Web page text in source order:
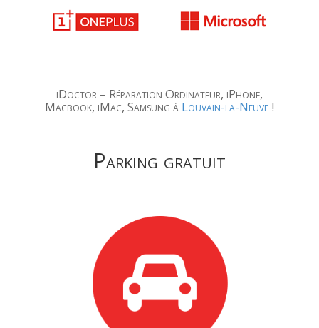
iDoctor – Réparation Ordinateur, iPhone,
Macbook, iMac, Samsung à Louvain-la-Neuve !
Parking gratuit